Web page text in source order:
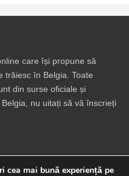
care își propune să
trăiesc în Belgia. Toate
din surse oficiale și
nu uitați să vă înscrieți
cea mai bună experiență pe